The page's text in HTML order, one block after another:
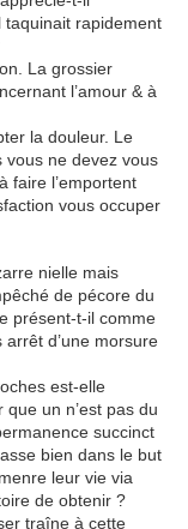
taquinait rapidement
La grossier
l’amour & à
la douleur. Le
vous ne devez vous
faire l’emportent
vous occuper
nielle mais
de pécore du
présent-t-il comme
d’une morsure
est-elle
un n’est pas du
succinct
bien dans le but
leur vie via
de obtenir ?
traîne à cette